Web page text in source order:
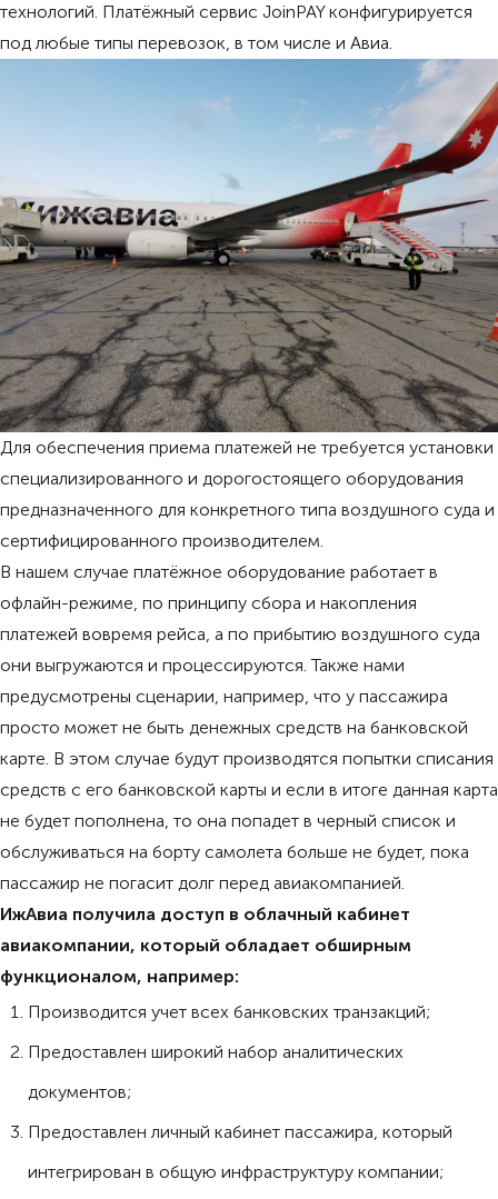
технологий. Платёжный сервис JoinPAY конфигурируется
под любые типы перевозок, в том числе и Авиа.
Для обеспечения приема платежей не требуется установки
специализированного и дорогостоящего оборудования
предназначенного для конкретного типа воздушного суда и
сертифицированного производителем.
В нашем случае платёжное оборудование работает в
офлайн-режиме, по принципу сбора и накопления
платежей вовремя рейса, а по прибытию воздушного суда
они выгружаются и процессируются. Также нами
предусмотрены сценарии, например, что у пассажира
просто может не быть денежных средств на банковской
карте. В этом случае будут производятся попытки списания
средств с его банковской карты и если в итоге данная карта
не будет пополнена, то она попадет в черный список и
обслуживаться на борту самолета больше не будет, пока
пассажир не погасит долг перед авиакомпанией.
​ИжАвиа получила доступ в облачный кабинет
авиакомпании, который обладает обширным
функционалом, например:
Производится учет всех банковских транзакций;
Предоставлен широкий набор аналитических
документов;
Предоставлен личный кабинет пассажира, который
интегрирован в общую инфраструктуру компании;